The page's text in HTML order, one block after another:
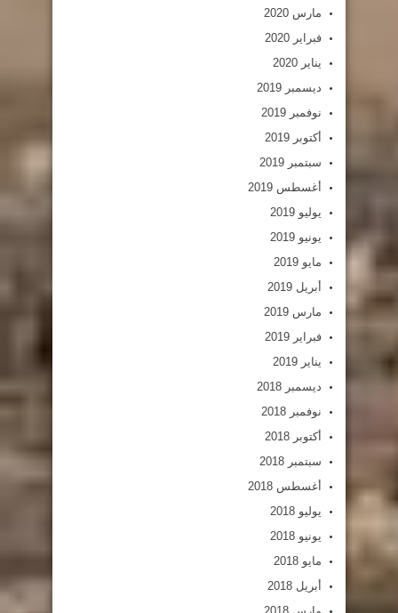
مارس 2020
فبراير 2020
يناير 2020
ديسمبر 2019
نوفمبر 2019
أكتوبر 2019
سبتمبر 2019
أغسطس 2019
يوليو 2019
يونيو 2019
مايو 2019
أبريل 2019
مارس 2019
فبراير 2019
يناير 2019
ديسمبر 2018
نوفمبر 2018
أكتوبر 2018
سبتمبر 2018
أغسطس 2018
يوليو 2018
يونيو 2018
مايو 2018
أبريل 2018